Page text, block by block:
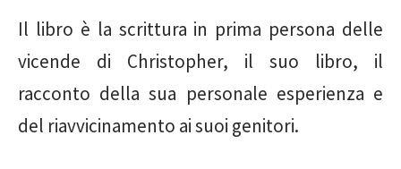
Il libro è la scrittura in prima persona delle
vicende di Christopher, il suo libro, il
racconto della sua personale esperienza e
del riavvicinamento ai suoi genitori.